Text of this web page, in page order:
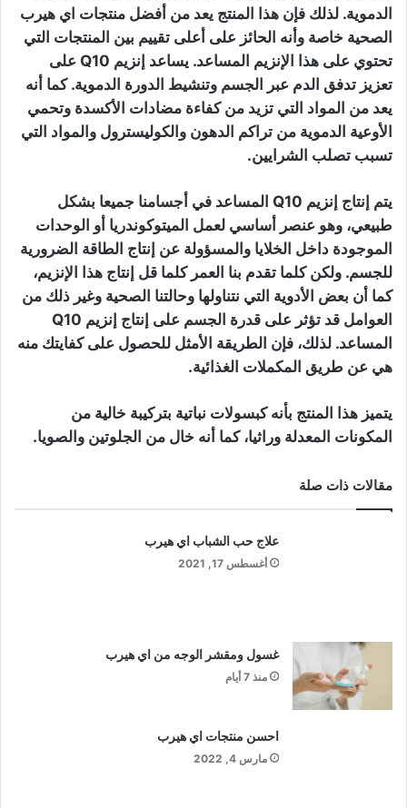
الدموية. لذلك فإن هذا المنتج يعد من أفضل منتجات اي هيرب
الصحية خاصة وأنه الحائز على أعلى تقييم بين المنتجات التي
تحتوي على هذا الإنزيم المساعد. يساعد إنزيم Q10 على
تعزيز تدفق الدم عبر الجسم وتنشيط الدورة الدموية. كما أنه
يعد من المواد التي تزيد من كفاءة مضادات الأكسدة وتحمي
الأوعية الدموية من تراكم الدهون والكوليسترول والمواد التي
تسبب تصلب الشرايين.
يتم إنتاج إنزيم Q10 المساعد في أجسامنا جميعا بشكل
طبيعي، وهو عنصر أساسي لعمل الميتوكوندريا أو الوحدات
الموجودة داخل الخلايا والمسؤولة عن إنتاج الطاقة الضرورية
للجسم. ولكن كلما تقدم بنا العمر كلما قل إنتاج هذا الإنزيم،
كما أن بعض الأدوية التي نتناولها وحالتنا الصحية وغير ذلك من
العوامل قد تؤثر على قدرة الجسم على إنتاج إنزيم Q10
المساعد. لذلك، فإن الطريقة الأمثل للحصول على كفايتك منه
هي عن طريق المكملات الغذائية.
يتميز هذا المنتج بأنه كبسولات نباتية بتركيبة خالية من
المكونات المعدلة وراثيا، كما أنه خال من الجلوتين والصويا.
مقالات ذات صلة
علاج حب الشباب اي هيرب
أغسطس 17, 2021
غسول ومقشر الوجه من اي هيرب
منذ 7 أيام
احسن منتجات اي هيرب
مارس 4, 2022